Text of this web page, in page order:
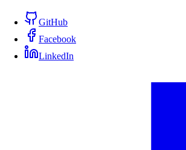
GitHub
Facebook
LinkedIn